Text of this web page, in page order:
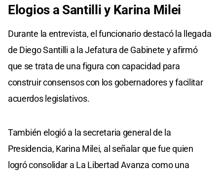
Elogios a Santilli y Karina Milei
Durante la entrevista, el funcionario destacó la llegada
de Diego Santilli a la Jefatura de Gabinete y afirmó
que se trata de una figura con capacidad para
construir consensos con los gobernadores y facilitar
acuerdos legislativos.
También elogió a la secretaria general de la
Presidencia, Karina Milei, al señalar que fue quien
logró consolidar a La Libertad Avanza como una